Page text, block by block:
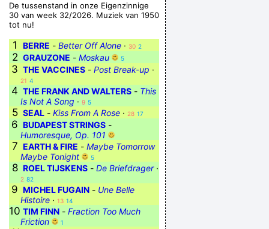
De tussenstand in onze Eigenzinnige
30 van week 32/2026. Muziek van 1950
tot nu!
1 BERRE - Better Off Alone · 30 2
2 GRAUZONE - Moskau 5
3 THE VACCINES - Post Break-up ·
21 4
4 THE FRANK AND WALTERS - This
Is Not A Song · 9 5
5 SEAL - Kiss From A Rose · 28 17
6 BUDAPEST STRINGS -
Humoresque, Op. 101
7 EARTH & FIRE - Maybe Tomorrow
Maybe Tonight
5
8 ROEL TIJSKENS - De Briefdrager·
2 82
9 MICHEL FUGAIN - Une Belle
Histoire · 13 14
10 TIM FINN - Fraction Too Much
Friction
1